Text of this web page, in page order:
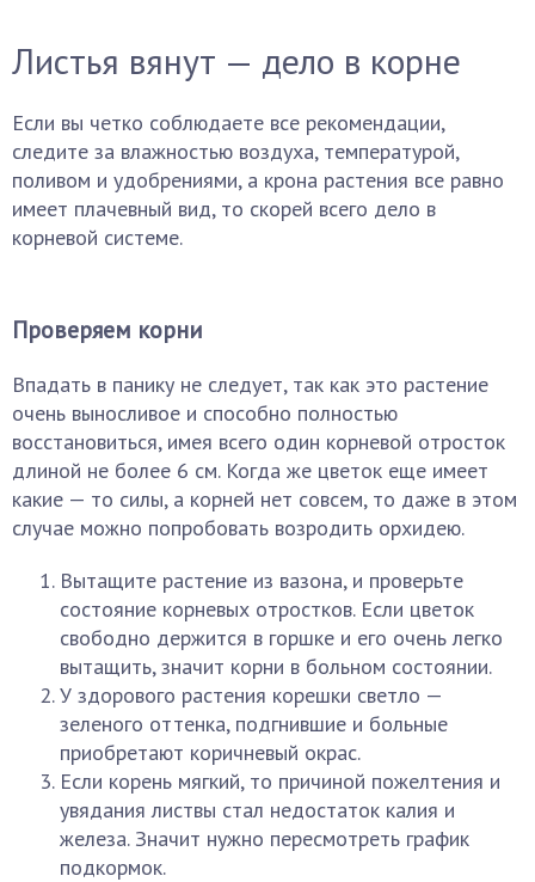
Листья вянут — дело в корне
Если вы четко соблюдаете все рекомендации,
следите за влажностью воздуха, температурой,
поливом и удобрениями, а крона растения все равно
имеет плачевный вид, то скорей всего дело в
корневой системе.
Проверяем корни
Впадать в панику не следует, так как это растение
очень выносливое и способно полностью
восстановиться, имея всего один корневой отросток
длиной не более 6 см. Когда же цветок еще имеет
какие — то силы, а корней нет совсем, то даже в этом
случае можно попробовать возродить орхидею.
Вытащите растение из вазона, и проверьте
состояние корневых отростков. Если цветок
свободно держится в горшке и его очень легко
вытащить, значит корни в больном состоянии.
У здорового растения корешки светло —
зеленого оттенка, подгнившие и больные
приобретают коричневый окрас.
Если корень мягкий, то причиной пожелтения и
увядания листвы стал недостаток калия и
железа. Значит нужно пересмотреть график
подкормок.